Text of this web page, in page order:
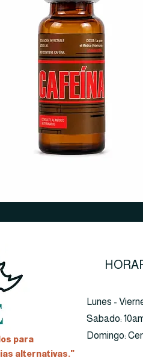
para
alternativas."
Lunes -
​​Sabado:
​Domingo: